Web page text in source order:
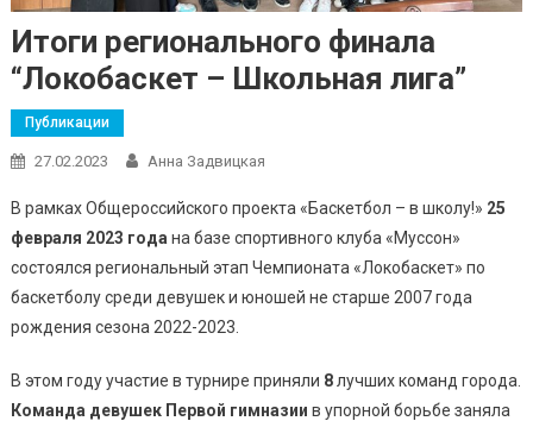
Итоги регионального финала
“Локобаскет – Школьная лига”
Публикации
27.02.2023 Анна Задвицкая
В рамках Общероссийского проекта «Баскетбол – в школу!» 25
февраля 2023 года на базе спортивного клуба «Муссон»
состоялся региональный этап Чемпионата «Локобаскет» по
баскетболу среди девушек и юношей не старше 2007 года
рождения сезона 2022-2023.
В этом году участие в турнире приняли 8лучших команд города.
Команда девушек Первой гимназии в упорной борьбе заняла